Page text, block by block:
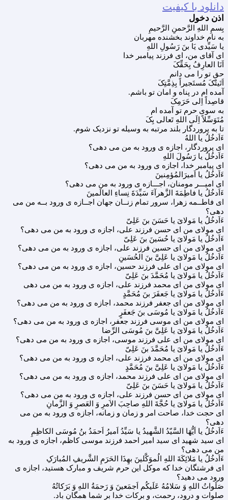
دانلود با کیفیت
اذن دخول
بِسمِ اللهِ الرَّحمنِ الرَّحیمِ
به نام خداوند بخشنده مهربان
یا سَیِّدی یَا بنَ رَسُولِ اللهِ
ای آقای من، ای فرزند پیامبر خدا
اَنَا العارِفُ بِحَقِّکَ
حق تو را می دانم
اَتَیتُکَ مُستَجیراً بِذِمَّتِکَ
آمده ام در پناه و امان تو باشم.
قاصِداً اِلی حَرَمِکَ
به سوی حرم تو آمده ام
مُتَوَسِّلاً اِلَی اللهِ تَعالی بِکَ
تا به پروردگار بلند مرتبه به وسیله تو نزدیک شوم.
ءَاَدخُلُ یا اللهُ
ای پروردگار، اجازه ی ورود به من می دهی؟
ءَاَدخُلُ یا رَسُولَ اللهِ
ای پیامبر خدا، اجازه ی ورود به من می دهی؟
ءَاَدخُلُ یا اَمیرَالمُؤمِنینَ
ای امیـــر مومنان، اجـــازه ی ورود به من می دهی؟
ءَاَدخُلُ یا فاطِمَةَ الزَّهرآءَ سَیِّدَةَ نِساءِ العالَمینَ
ای فاطــمه زهرا، سرور تمام زنــان جهان اجــازه ی ورود بــه من می
دهی؟
ءَاَدخُلُ یا مَولایَ یا حَسَنَ بنَ عَلِیّ
ای مولای من ای حسن فرزند علی، اجازه ی ورود به من می دهی؟
ءَاَدخُلُ یا مَولایَ یا حُسَینَ بنَ عَلِیّ
ای مولای من ای حسین فرزند علی، اجازه ی ورود به من می دهی؟
ءَاَدخُلُ یا مَولایَ یا عَلِیَّ بنَ الحُسَینِ
ای مولای من ای علی فرزند حسین، اجازه ی ورود به من می دهی؟
ءَاَدخُلُ یا مَولایَ یا مُحَمَّدَ بنَ عَلِیّ
ای مولای من ای محمد فرزند علی، اجازه ی ورود به من می دهی
ءَاَدخُلُ یا مَولایَ یا جَعفَرَ بنَ مُحَمَّدٍ
ای مولای من ای جعفر فرزند محمد، اجازه ی ورود به من می دهی؟
ءَاَدخُلُ یا مَولایَ یا مُوسَی بنَ جَعفَرٍ
ای مولای من ای موسی فرزند جعفر، اجازه ی ورود به من می دهی؟
ءَاَدخُلُ یا مَولایَ یا عَلِیَّ بنَ مُوسَی الرِّضا
ای مولای من ای علی فرزند موسی، اجازه ی ورود به من می دهی؟
ءَاَدخُلُ یا مَولایَ یا مُحَمَّدَ بنَ عَلِیّ
ای مولای من ای محمد فرزند علی، اجازه ی ورود به من می دهی؟
ءَاَدخُلُ یا مَولایَ یا عَلِیَّ بنَ مُحَمَّدٍ
ای مولای من ای علی فرزند محمد، اجازه ی ورود به من می دهی؟
ءَاَدخُلُ یا مَولایَ یا حَسَنَ بنَ عَلِیّ
ای مولای من ای حسن فرزند علی، اجازه ی ورود به من می دهی؟
ءَاَدخُلُ یا مَولایَ یا حُجَّةَ اللهِ صاحِبَ الاَمرِ وَ العَصرِ وَ الزَّمانِ
ای حجت خدا، صاحت امر و زمان و زمانه، اجازه ی ورود به من می
دهی؟
ءَاَدخُلُ یا اَیُّهَا السَّیّدُ الشَّهیدُ یا سَیِّدُ اَمیرُ اَحمَدُ بنُ مُوسَی الکاظِمِ
ای سید شهید ای سید امیر احمد فرزند موسی کاظم، اجازه ی ورود به
من می دهی؟
ءَاَدخُلُ یا مَلائِکَةَ اللهِ الُموَکَّلینَ بهِذَا الحَرَمِ الشَّریفِ المُبارَکِ
ای فرشتگان خدا که موکل این حرم شریف و مبارک هستید، اجازه ی
ورود می دهید؟
صَلَواتُ اللهِ وَ سَلامُهُ عَلَیکُم اَجمَعینَ وَ رَحمَةُ اللهِ وَ بَرَکاتُهُ
صلوات و درود، رحمت، و برکات خدا بر شما همگان باد.